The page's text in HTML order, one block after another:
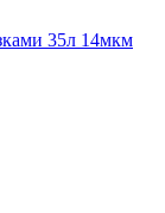
35л 14мкм